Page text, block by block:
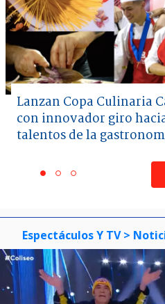
Lanzan Copa Culinaria
con innovador giro
talentos de la
itemitemitem
Espectáculos Y TV >